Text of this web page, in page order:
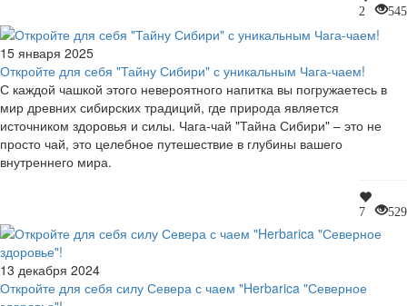
2 545
15 января 2025
Откройте для себя "Тайну Сибири" с уникальным Чага-чаем!
С каждой чашкой этого невероятного напитка вы погружаетесь в
мир древних сибирских традиций, где природа является
источником здоровья и силы. Чага-чай "Тайна Сибири" – это не
просто чай, это целебное путешествие в глубины вашего
внутреннего мира.
7 529
13 декабря 2024
Откройте для себя силу Севера с чаем "Herbarica "Северное